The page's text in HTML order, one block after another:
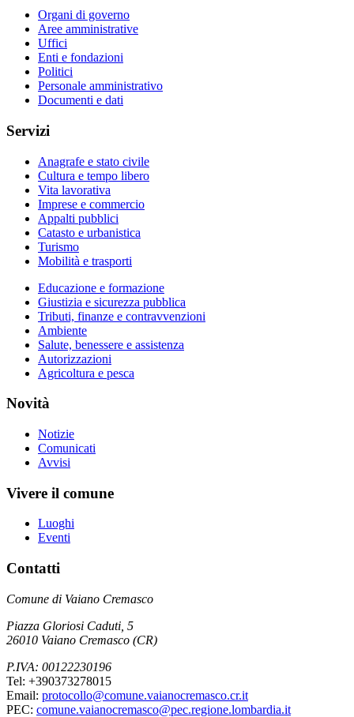
Organi di governo
Aree amministrative
Uffici
Enti e fondazioni
Politici
Personale amministrativo
Documenti e dati
Servizi
Anagrafe e stato civile
Cultura e tempo libero
Vita lavorativa
Imprese e commercio
Appalti pubblici
Catasto e urbanistica
Turismo
Mobilità e trasporti
Educazione e formazione
Giustizia e sicurezza pubblica
Tributi, finanze e contravvenzioni
Ambiente
Salute, benessere e assistenza
Autorizzazioni
Agricoltura e pesca
Novità
Notizie
Comunicati
Avvisi
Vivere il comune
Luoghi
Eventi
Contatti
Comune di Vaiano Cremasco
Piazza Gloriosi Caduti, 5
26010 Vaiano Cremasco (CR)
P.IVA: 00122230196
Tel: +390373278015
Email: protocollo@comune.vaianocremasco.cr.it
PEC: comune.vaianocremasco@pec.regione.lombardia.it